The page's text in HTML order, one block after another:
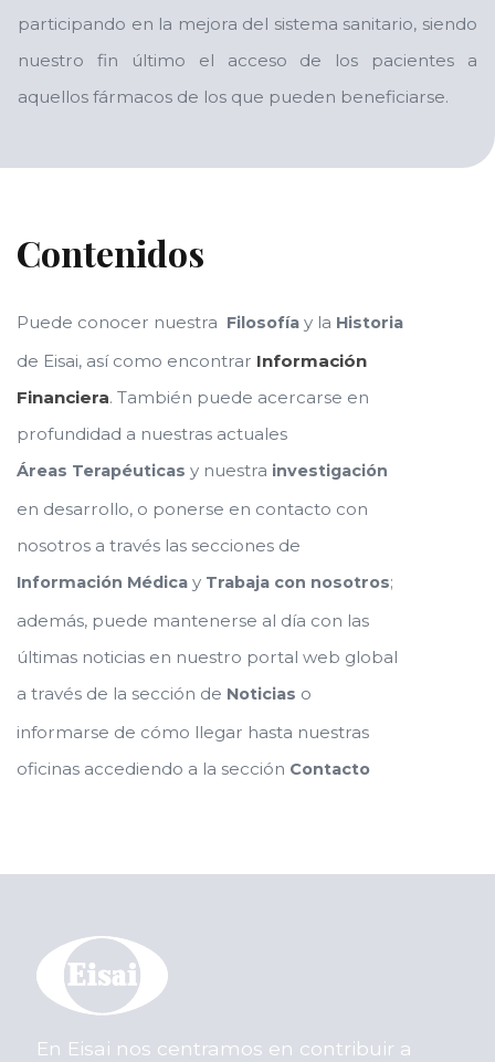
participando en la mejora del sistema sanitario, siendo
nuestro fin último el acceso de los pacientes a
aquellos fármacos de los que pueden beneficiarse.
Contenidos
Puede conocer nuestra Filosofía y la Historia
de Eisai, así como encontrar Información
Financiera. También puede acercarse en
profundidad a nuestras actuales
Áreas Terapéuticas y nuestra investigación
en desarrollo, o ponerse en contacto con
nosotros a través las secciones de
Información Médica y Trabaja con nosotros;
además, puede mantenerse al día con las
últimas noticias en nuestro portal web global
a través de la sección de Noticias o
informarse de cómo llegar hasta nuestras
oficinas accediendo a la sección Contacto
En Eisai nos centramos en contribuir a